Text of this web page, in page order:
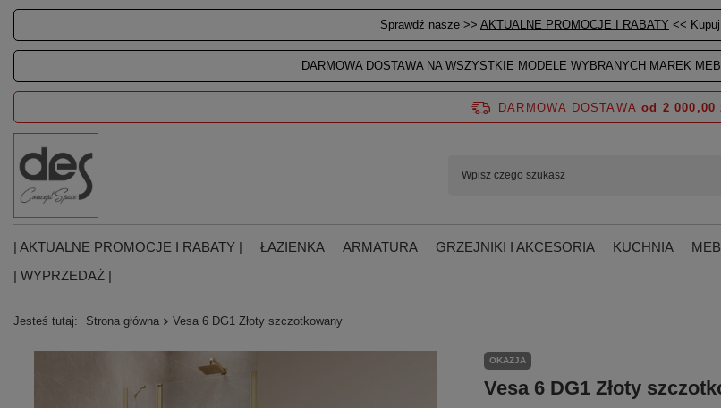
Sprawdź nasze >> AKTUALNE PROMOCJE I RABATY <<
DARMOWA DOSTAWA NA WSZYSTKIE MODELE WYBRANYCH MAREK
DARMOWA DOSTAWA od 2 000,00
| AKTUALNE PROMOCJE I RABATY | ŁAZIENKA ARMATURA GRZEJNIKI I AKCESORIA KUCHNIA
| WYPRZEDAŻ |
Jesteś tutaj: Strona główna Vesa 6 DG1 Złoty szczotkowany
OKAZJA
Vesa 6 DG1 Złoty